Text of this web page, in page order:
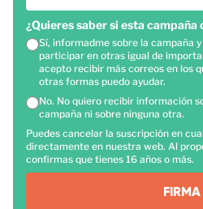
¿Quieres saber si esta campaña
Sí, informadme sobre la campaña
participar en otras igual de
acepto recibir más correos en los
otras formas puedo ayudar.
No. No quiero recibir información
campaña ni sobre ninguna otra.
Puedes cancelar la suscripción en
directamente en nuestra web. Al
confirmas que tienes 16 años o más.
FIRMA